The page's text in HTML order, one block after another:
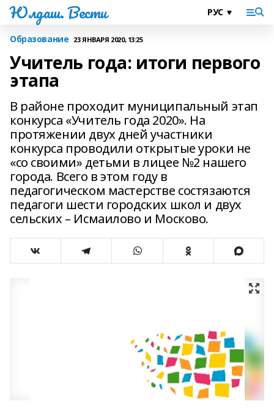
Юлдаш. Вести
Образование 23 ЯНВАРЯ 2020, 13:25
Учитель года: итоги первого
этапа
В районе проходит муниципальный этап
конкурса «Учитель года 2020». На
протяжении двух дней участники
конкурса проводили открытые уроки не
«со своими» детьми в лицее №2 нашего
города. Всего в этом году в
педагогическом мастерстве состязаются
педагоги шести городских школ и двух
сельских – Исмаилово и Москово.